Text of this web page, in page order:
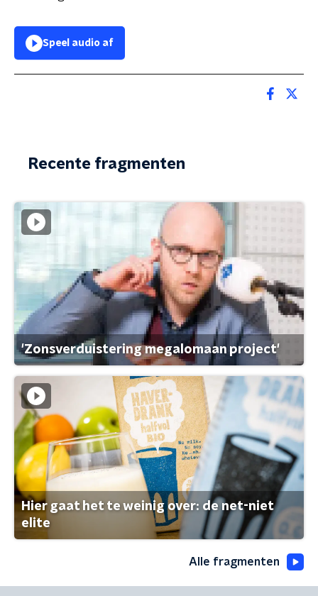
Speel audio af
Recente fragmenten
'Zonsverduistering megalomaan project'
Hier gaat het te weinig over: de net-niet
elite
Alle fragmenten